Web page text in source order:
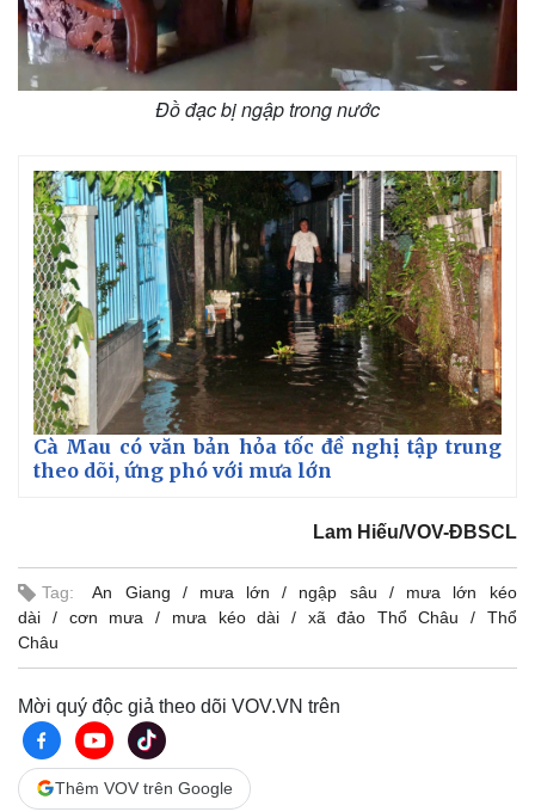
Đồ đạc bị ngập trong nước
Cà Mau có văn bản hỏa tốc đề nghị tập trung
theo dõi, ứng phó với mưa lớn
Lam Hiếu/VOV-ĐBSCL
Tag: An Giang mưa lớn ngập sâu
mưa lớn kéo
dài
cơn mưa mưa kéo dài xã đảo Thổ Châu
Thổ
Châu
Mời quý độc giả theo dõi VOV.VN trên
Thêm VOV trên Google